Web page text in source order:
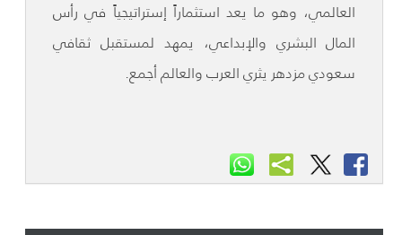
العالمي، وهو ما يعد استثماراً إستراتيجياً في رأس
المال البشري والإبداعي، يمهد لمستقبل ثقافي
سعودي مزدهر يثري العرب والعالم أجمع.